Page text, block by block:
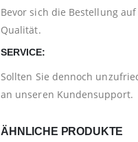
Bevor sich die Bestellung
Qualität.
SERVICE:
Sollten Sie dennoch
an unseren Kundensupport.
ÄHNLICHE PRODUKTE